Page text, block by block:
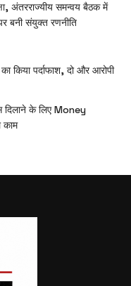
अंतरराज्यीय समन्वय बैठक में
बनी संयुक्त रणनीति
किया पर्दाफाश, दो और आरोपी
के लिए Money